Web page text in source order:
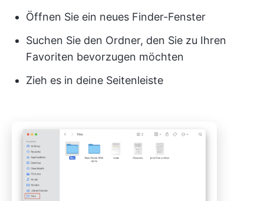
Öffnen Sie ein neues Finder-Fenster
Suchen Sie den Ordner, den Sie zu Ihren
Favoriten bevorzugen möchten
Zieh es in deine Seitenleiste